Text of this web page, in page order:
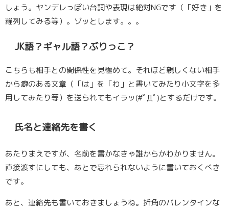
しょう。ヤンデレっぽい台詞や表現は絶対NGです（「好き」を
羅列してみる等）。ゾッとします。。。
JK語？ギャル語？ぶりっこ？
こちらも相手との関係性を見極めて。それほど親しくない相手
から癖のある文章（「は」を「わ」と書いてみたり小文字を多
用してみたり等）を送られてもイラッ(#ﾟДﾟ)とするだけです。
氏名と連絡先を書く
あたりまえですが、名前を書かなきゃ誰からかわかりません。
直接渡すにしても、あとで忘れられないように書いておくべき
です。
あと、連絡先も書いておきましょうね。折角のバレンタインな